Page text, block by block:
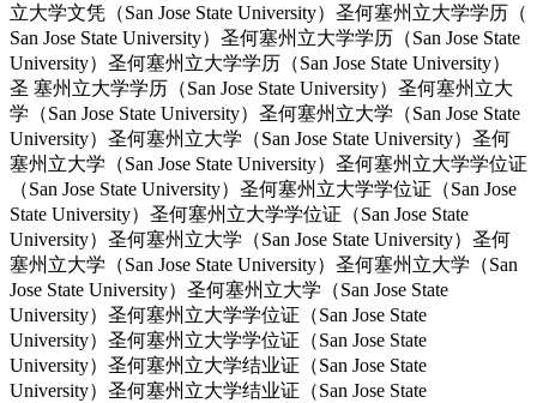
立大学文凭（San Jose State University）圣何塞州立大学学历（
San Jose State University）圣何塞州立大学学历（San Jose State
University）圣何塞州立大学学历（San Jose State University）
圣 塞州立大学学历（San Jose State University）圣何塞州立大
学（San Jose State University）圣何塞州立大学（San Jose State
University）圣何塞州立大学（San Jose State University）圣何
塞州立大学（San Jose State University）圣何塞州立大学学位证
（San Jose State University）圣何塞州立大学学位证（San Jose
State University）圣何塞州立大学学位证（San Jose State
University）圣何塞州立大学（San Jose State University）圣何
塞州立大学（San Jose State University）圣何塞州立大学（San
Jose State University）圣何塞州立大学（San Jose State
University）圣何塞州立大学学位证（San Jose State
University）圣何塞州立大学学位证（San Jose State
University）圣何塞州立大学结业证（San Jose State
University）圣何塞州立大学结业证（San Jose State